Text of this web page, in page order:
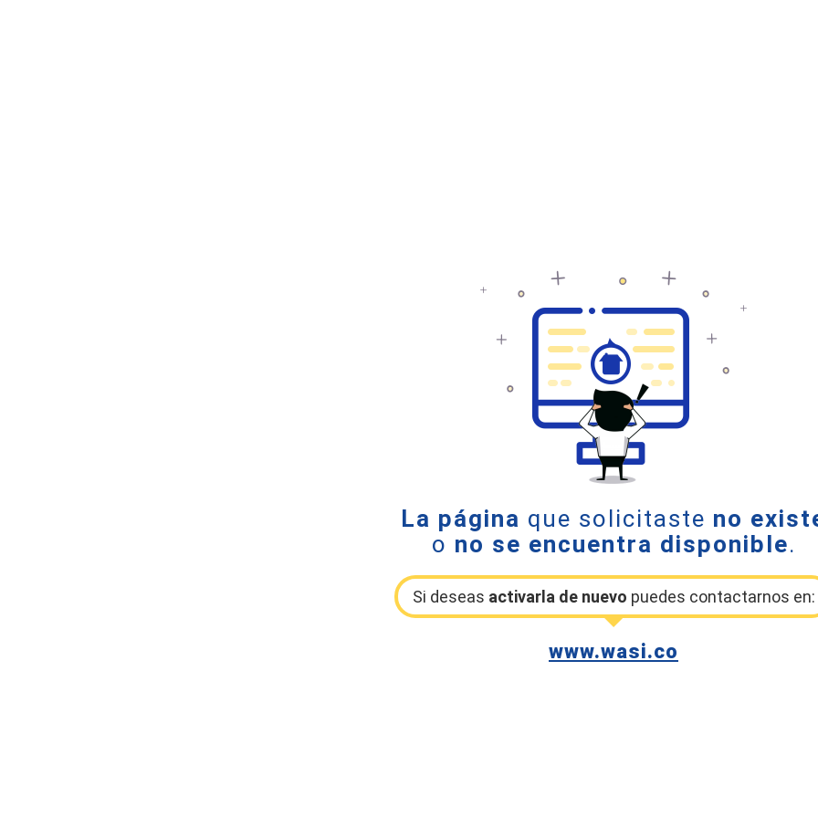
La página que solicitaste no
o no se encuentra disponible.
Si deseas activarla de nuevo puedes contactarnos en:
www.wasi.co